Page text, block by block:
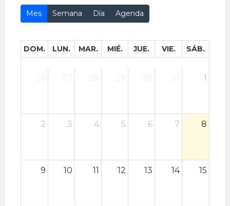
Mes Semana Día Agenda
DOM. LUN. MAR. MIÉ. JUE. VIE. SÁB.
1
2 3 4 5 6 7 8
9 10 11 12 13 14 15